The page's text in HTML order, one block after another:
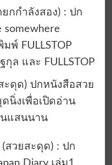
กกำลังสอง) : ปก
somewhere
พ์ FULLSTOP
ล และ FULLSTOP
ะดุด) ปกหนังสือสวย
นิ่งเพื่อเปิดอ่าน
แสนนาน
(สวยสะดุด) : ปก